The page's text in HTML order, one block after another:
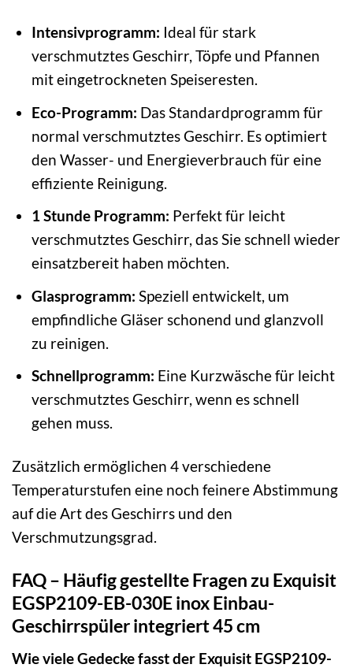
Intensivprogramm: Ideal für stark
verschmutztes Geschirr, Töpfe und Pfannen
mit eingetrockneten Speiseresten.
Eco-Programm: Das Standardprogramm für
normal verschmutztes Geschirr. Es optimiert
den Wasser- und Energieverbrauch für eine
effiziente Reinigung.
1 Stunde Programm: Perfekt für leicht
verschmutztes Geschirr, das Sie schnell wieder
einsatzbereit haben möchten.
Glasprogramm: Speziell entwickelt, um
empfindliche Gläser schonend und glanzvoll
zu reinigen.
Schnellprogramm: Eine Kurzwäsche für leicht
verschmutztes Geschirr, wenn es schnell
gehen muss.
Zusätzlich ermöglichen 4 verschiedene
Temperaturstufen eine noch feinere Abstimmung
auf die Art des Geschirrs und den
Verschmutzungsgrad.
FAQ – Häufig gestellte Fragen zu Exquisit
EGSP2109-EB-030E inox Einbau-
Geschirrspüler integriert 45 cm
Wie viele Gedecke fasst der Exquisit EGSP2109-